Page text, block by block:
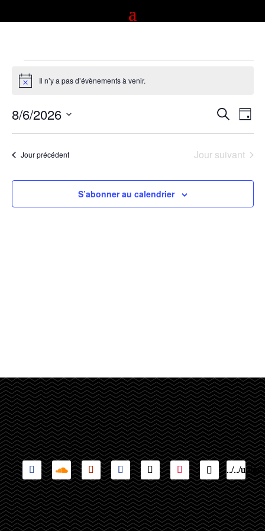
for
6,
2026
Notice Il n’y a pas d’évènements à venir.
de
Recherche
de
Jour
8/6/2026
Sélectionnez
Jour précédent Jour suivant
S’abonner au calendrier